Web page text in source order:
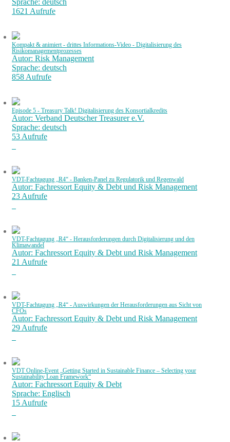
Sprache: deutsch
1621 Aufrufe
Kompakt & animiert - drittes Informations-Video - Digitalisierung des
Risikomanagementprozesses
Autor: Risk Management
Sprache: deutsch
858 Aufrufe
Episode 5 - Treasury Talk! Digitalisierung des Konsortialkredits
Autor: Verband Deutscher Treasurer e.V.
Sprache: deutsch
53 Aufrufe
VDT-Fachtagung „R4“ - Banken-Panel zu Regulatorik und Regenwald
Autor: Fachressort Equity & Debt und Risk Management
23 Aufrufe
VDT-Fachtagung „R4“ - Herausforderungen durch Digitalisierung und den
Klimawandel
Autor: Fachressort Equity & Debt und Risk Management
21 Aufrufe
VDT-Fachtagung „R4“ - Auswirkungen der Herausforderungen aus Sicht von
CFOs
Autor: Fachressort Equity & Debt und Risk Management
29 Aufrufe
VDT Online-Event „Getting Started in Sustainable Finance – Selecting your
Sustainability Loan Framework“
Autor: Fachressort Equity & Debt
Sprache: Englisch
15 Aufrufe